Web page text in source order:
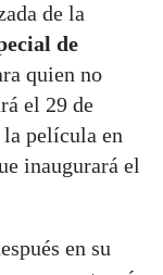
de la
de
quien no
el 29 de
película en
inaugurará el
en su